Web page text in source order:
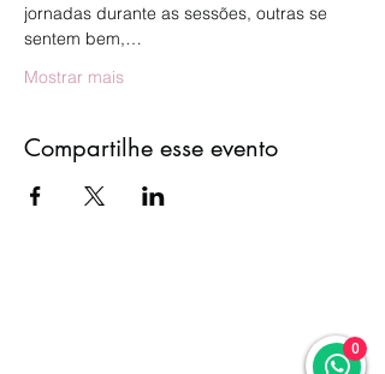
jornadas durante as sessões, outras se
sentem bem,…
Mostrar mais
Compartilhe esse evento
0